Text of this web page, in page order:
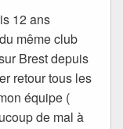
12 ans
même club
Brest depuis
retour tous les
équipe (
de mal à